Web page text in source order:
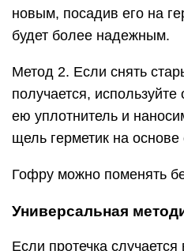
новым, посадив его на
будет более надежным.
Метод 2. Если снять
получается,
ею уплотнитель и
щель герметик на основе
Гофру можно поменять
Универсальная
Если протечка